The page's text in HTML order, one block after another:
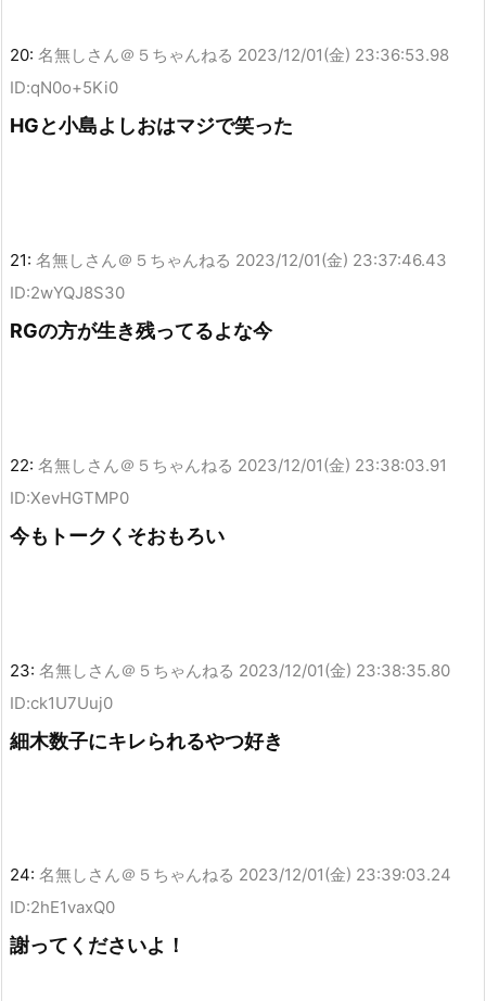
20: 名無しさん＠５ちゃんねる 2023/12/01(金) 23:36:53.98
ID:qN0o+5Ki0
HGと小島よしおはマジで笑った
21: 名無しさん＠５ちゃんねる 2023/12/01(金) 23:37:46.43
ID:2wYQJ8S30
RGの方が生き残ってるよな今
22: 名無しさん＠５ちゃんねる 2023/12/01(金) 23:38:03.91
ID:XevHGTMP0
今もトークくそおもろい
23: 名無しさん＠５ちゃんねる 2023/12/01(金) 23:38:35.80
ID:ck1U7Uuj0
細木数子にキレられるやつ好き
24: 名無しさん＠５ちゃんねる 2023/12/01(金) 23:39:03.24
ID:2hE1vaxQ0
謝ってくださいよ！